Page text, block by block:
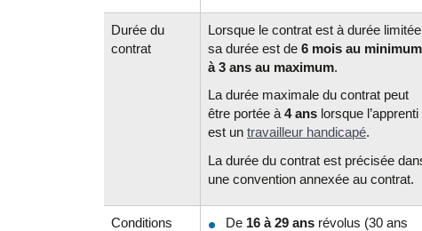
Durée du
contrat
Lorsque le contrat est à durée
sa durée est de 6 mois au minimum
à 3 ans au maximum.
La durée maximale du contrat peut
être portée à 4 ans lorsque l’apprenti
est un travailleur handicapé.
La durée du contrat est précisée
une convention annexée au contrat.
Conditions
De 16 à 29 ans révolus (30 ans